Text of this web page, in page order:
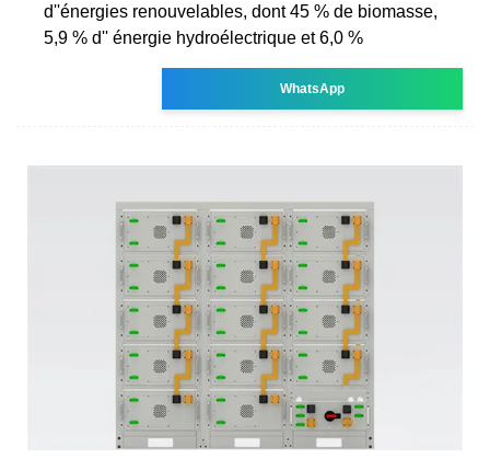
d''énergies renouvelables, dont 45 % de biomasse,
5,9 % d'' énergie hydroélectrique et 6,0 %
WhatsApp